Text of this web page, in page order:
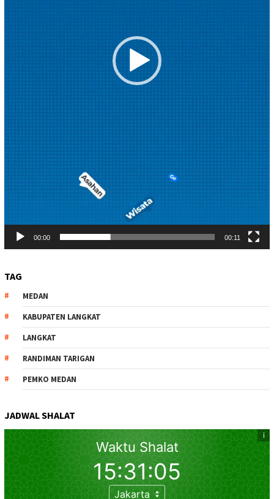
00:00 00:11
TAG
MEDAN
KABUPATEN LANGKAT
LANGKAT
RANDIMAN TARIGAN
PEMKO MEDAN
JADWAL SHALAT